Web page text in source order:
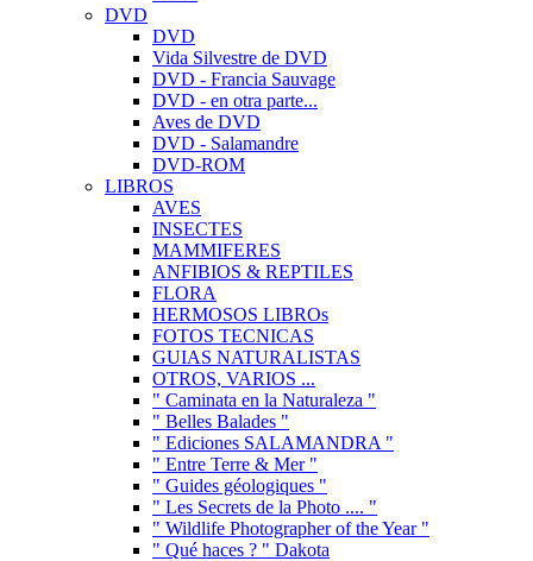
DVD
DVD
Vida Silvestre de DVD
DVD - Francia Sauvage
DVD - en otra parte...
Aves de DVD
DVD - Salamandre
DVD-ROM
LIBROS
AVES
INSECTES
MAMMIFERES
ANFIBIOS & REPTILES
FLORA
HERMOSOS LIBROs
FOTOS TECNICAS
GUIAS NATURALISTAS
OTROS, VARIOS ...
" Caminata en la Naturaleza "
" Belles Balades "
" Ediciones SALAMANDRA "
" Entre Terre & Mer "
" Guides géologiques "
" Les Secrets de la Photo .... "
" Wildlife Photographer of the Year "
" Qué haces ? " Dakota